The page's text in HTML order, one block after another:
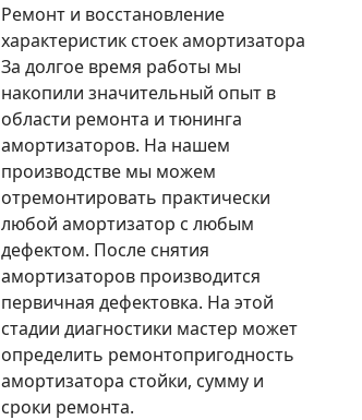
Ремонт и восстановление
характеристик стоек амортизатора
За долгое время работы мы
накопили значительный опыт в
области ремонта и тюнинга
амортизаторов. На нашем
производстве мы можем
отремонтировать практически
любой амортизатор с любым
дефектом. После снятия
амортизаторов производится
первичная дефектовка. На этой
стадии диагностики мастер может
определить ремонтопригодность
амортизатора стойки, сумму и
сроки ремонта.